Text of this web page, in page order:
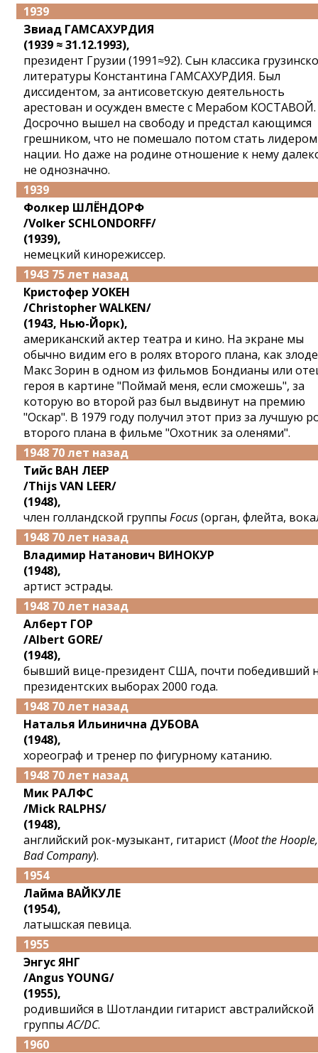
1939
Звиад ГАМСАХУРДИЯ
(1939 ≈ 31.12.1993),
президент Грузии (1991≈92). Сын классика
литературы Константина ГАМСАХУРДИЯ. Был
диссидентом, за антисоветскую деятельность
арестован и осужден вместе с Мерабом КОСТАВОЙ.
Досрочно вышел на свободу и предстал кающимся
грешником, что не помешало потом стать лидером
нации. Но даже на родине отношение к нему
не однозначно.
1939
Фолкер ШЛЁНДОРФ
/Volker SCHLONDORFF/
(1939),
немецкий кинорежиссер.
1943 75 лет назад
Кристофер УОКЕН
/Christopher WALKEN/
(1943, Нью-Йорк),
американский актер театра и кино. На экране мы
обычно видим его в ролях второго плана, как
Макс Зорин в одном из фильмов Бондианы или
героя в картине "Поймай меня, если сможешь", за
которую во второй раз был выдвинут на премию
"Оскар". В 1979 году получил этот приз за лучшую
второго плана в фильме "Охотник за оленями".
1948 70 лет назад
Тийс ВАН ЛЕЕР
/Thijs VAN LEER/
(1948),
член голландской группы Focus(орган, флейта,
1948 70 лет назад
Владимир Натанович ВИНОКУР
(1948),
артист эстрады.
1948 70 лет назад
Алберт ГОР
/Albert GORE/
(1948),
бывший вице-президент США, почти победивший
президентских выборах 2000 года.
1948 70 лет назад
Наталья Ильинична ДУБОВА
(1948),
хореограф и тренер по фигурному катанию.
1948 70 лет назад
Мик РАЛФC
/Mick RALPHS/
(1948),
английский рок-музыкант, гитарист (Moot the Hoople,
Bad Company).
1954
Лайма ВАЙКУЛЕ
(1954),
латышская певица.
1955
Энгус ЯНГ
/Angus YOUNG/
(1955),
родившийся в Шотландии гитарист австралийской
группыAC/DC.
1960